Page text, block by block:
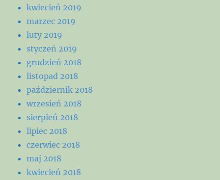
kwiecień 2019
marzec 2019
luty 2019
styczeń 2019
grudzień 2018
listopad 2018
październik 2018
wrzesień 2018
sierpień 2018
lipiec 2018
czerwiec 2018
maj 2018
kwiecień 2018